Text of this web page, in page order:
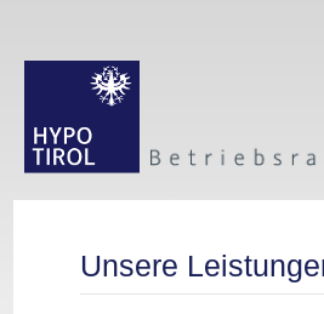
Unsere